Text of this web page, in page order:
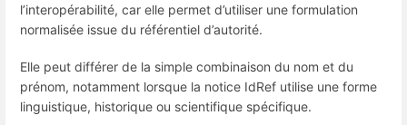
l’interopérabilité, car elle permet d’utiliser une formulation
normalisée issue du référentiel d’autorité.
Elle peut différer de la simple combinaison du nom et du
prénom, notamment lorsque la notice IdRef utilise une forme
linguistique, historique ou scientifique spécifique.